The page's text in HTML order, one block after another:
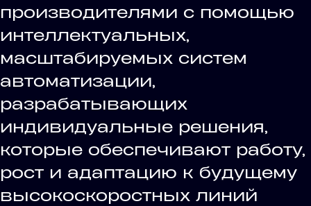
производителями с помощью
интеллектуальных,
масштабируемых систем
автоматизации,
разрабатывающих
индивидуальные решения,
которые обеспечивают работу,
рост и адаптацию к будущему
высокоскоростных линий